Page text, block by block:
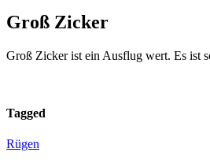
Groß Zicker
Groß Zicker ist ein Ausflug wert. Es ist
Tagged
Rügen